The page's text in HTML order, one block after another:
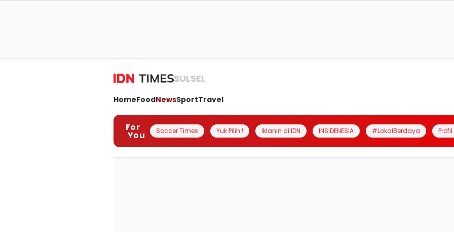
SULSEL
HomeFoodNewsSportTravel
For
You Soccer Times Yuk Pilih ! Iklanin di IDN INSIDENESIA #LokalBerdaya